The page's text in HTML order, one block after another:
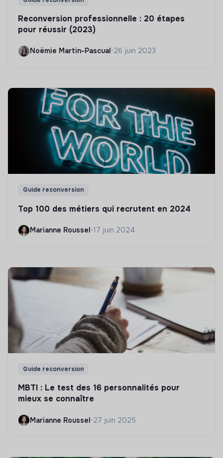
Reconversion professionnelle : 20 étapes
pour réussir (2023)
Noëmie Martin-Pascual •26 juin 2023
Guide reconversion
Top 100 des métiers qui recrutent en 2024
Marianne Roussel•17 juin 2024
Guide reconversion
MBTI : Le test des 16 personnalités pour
mieux se connaître
Marianne Roussel•27 juin 2025